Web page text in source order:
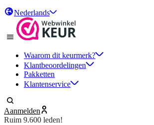
Nederlands
Waarom dit keurmerk?
Klantbeoordelingen
Pakketten
Klantenservice
Aanmelden
Ruim 9.600 leden!